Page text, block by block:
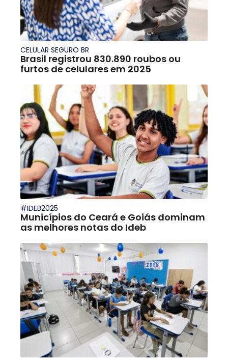
CELULAR SEGURO BR
Brasil registrou 830.890 roubos ou
furtos de celulares em 2025
#IDEB2025
Municípios do Ceará e Goiás dominam
as melhores notas do Ideb